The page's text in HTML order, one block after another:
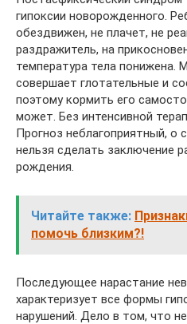
гипоксии новорожденного.
обездвижен, не плачет, не
раздражитель, на
температура тела понижена.
совершает глотательные и
поэтому кормить его
может. Без интенсивной
Прогноз неблагоприятный, о
нельзя сделать заключение
рождения.
Читайте также:
помочь близким?!
Последующее нарастание
характеризует все формы
нарушений. Дело в том, что